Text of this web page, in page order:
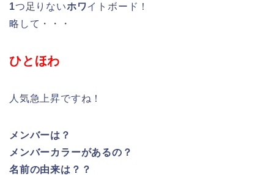
1つ足りないホワイトボード！
略して・・・
ひとほわ
人気急上昇ですね！
メンバーは？
メンバーカラーがあるの？
名前の由来は？？